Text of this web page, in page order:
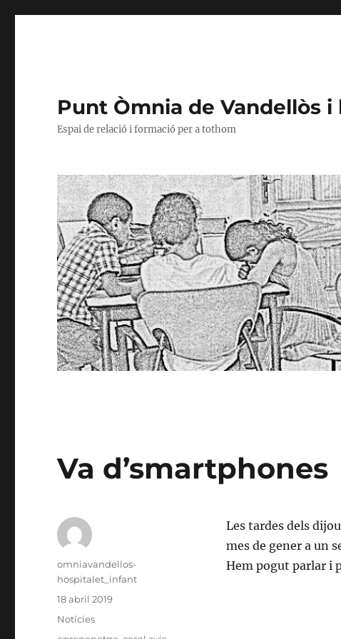
Punt Òmnia de Vandellòs
Espai de relació i formació per a tothom
Va d’smartphones
Les tardes dels
mes de gener a un
Hem pogut parlar i
Autor
omniavandellos-
hospitalet_infant
Publicat
el
18 abril 2019
Categories
Notícies